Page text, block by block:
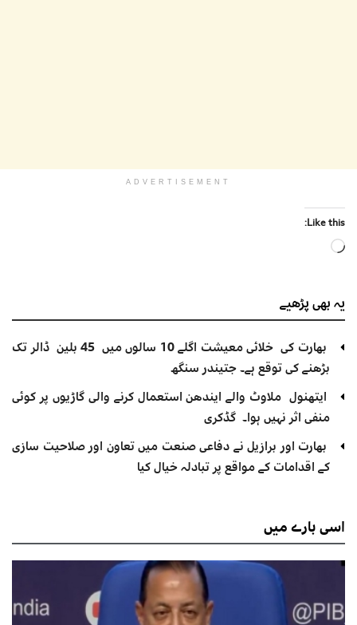
ADVERTISEMENT
Like this:
Loading…
یہ بھیپڑھیے
بھارت کی خلائی معیشت اگلے 10 سالوں میں 45 بلین ڈالر تک
بڑھنے کی توقع ہے۔ جتیندر سنگھ
ایتھنول ملاوٹ والے ایندھن استعمال کرنے والی گاڑیوں پر کوئی
منفی اثر نہیں ہوا۔ گڈکری
بھارت اور برازیل نے دفاعی صنعت میں تعاون اور صلاحیت سازی
کے اقدامات کے مواقع پر تبادلہ خیال کیا
اسیبارے میں